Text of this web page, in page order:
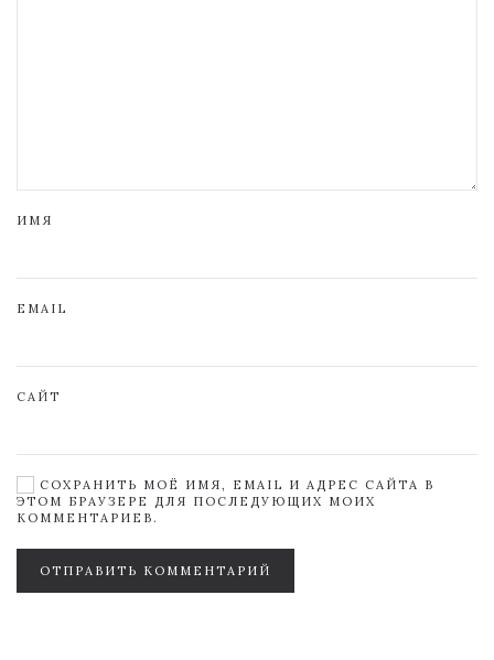
ИМЯ
EMAIL
САЙТ
СОХРАНИТЬ МОЁ ИМЯ, EMAIL И АДРЕС САЙТА В
ЭТОМ БРАУЗЕРЕ ДЛЯ ПОСЛЕДУЮЩИХ МОИХ
КОММЕНТАРИЕВ.
ОТПРАВИТЬ КОММЕНТАРИЙ